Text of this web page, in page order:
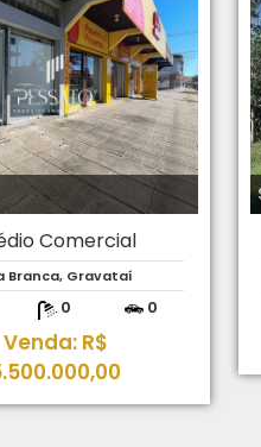
Comercial
Branca, Gravataí
0 0
Venda: R$